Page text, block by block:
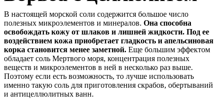
В настоящей морской соли содержится большое число
полезных микроэлементов и минералов. Она способна
освобождать кожу от шлаков и лишней жидкости. Под ее
воздействием кожа приобретает гладкость и апельсиновая
корка становится менее заметной. Еще большим эффектом
обладает соль Мертвого моря, концентрация полезных
веществ и микроэлементов в ней в несколько раз выше.
Поэтому если есть возможность, то лучше использовать
именно такую соль для приготовления скрабов, обертываний
и антицеллюлитных ванн.